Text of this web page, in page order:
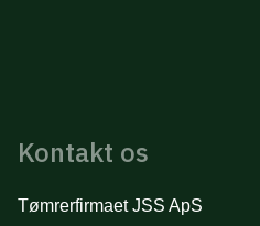
Kontakt os
Tømrerfirmaet JSS ApS